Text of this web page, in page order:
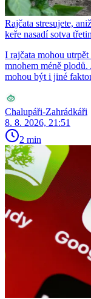
Rajčata stresujete,
keře nasadí sotva
I rajčata mohou utrpět
mnohem méně
mohou být i jiné
Chalupáři-Zahrádkáři
8. 8. 2026, 21:51
2 min